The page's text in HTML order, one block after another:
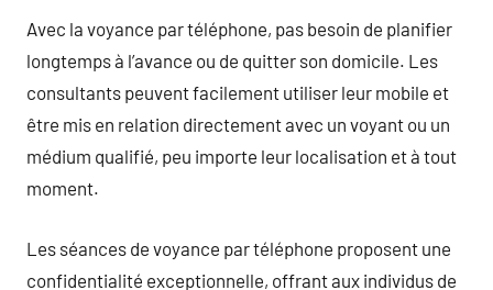
Avec la voyance par téléphone, pas besoin de planifier
longtemps à l’avance ou de quitter son domicile. Les
consultants peuvent facilement utiliser leur mobile et
être mis en relation directement avec un voyant ou un
médium qualifié, peu importe leur localisation et à tout
moment.
Les séances de voyance par téléphone proposent une
confidentialité exceptionnelle, offrant aux individus de